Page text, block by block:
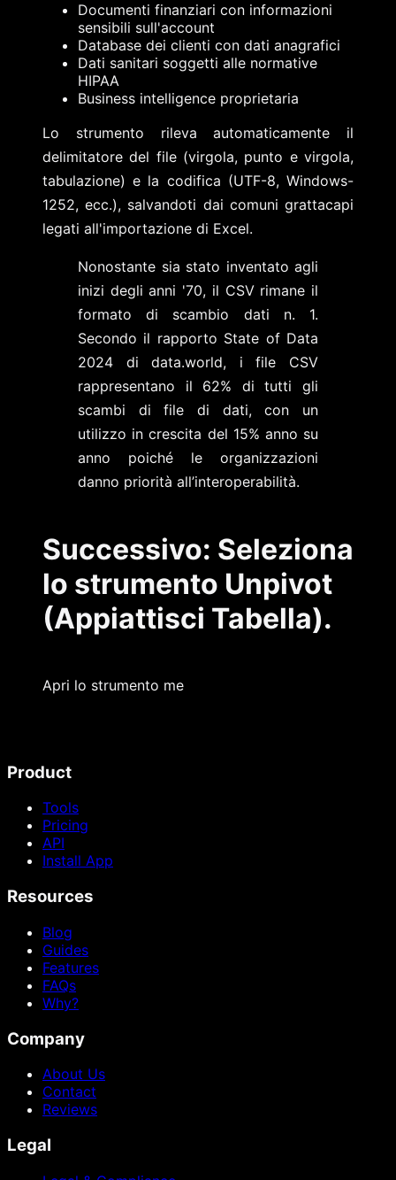
Documenti finanziari con informazioni
sensibili sull'account
Database dei clienti con dati anagrafici
Dati sanitari soggetti alle normative
HIPAA
Business intelligence proprietaria
Lo strumento rileva automaticamente il
delimitatore del file (virgola, punto e virgola,
tabulazione) e la codifica (UTF-8, Windows-
1252, ecc.), salvandoti dai comuni grattacapi
legati all'importazione di Excel.
Nonostante sia stato inventato agli
inizi degli anni '70, il CSV rimane il
formato di scambio dati n. 1.
Secondo il rapporto State of Data
2024 di data.world, i file CSV
rappresentano il 62% di tutti gli
scambi di file di dati, con un
utilizzo in crescita del 15% anno su
anno poiché le organizzazioni
danno priorità all’interoperabilità.
Successivo: Seleziona
lo strumento Unpivot
(Appiattisci Tabella).
Apri lo strumento me
Product
Tools
Pricing
API
Install App
Resources
Blog
Guides
Features
FAQs
Why?
Company
About Us
Contact
Reviews
Legal